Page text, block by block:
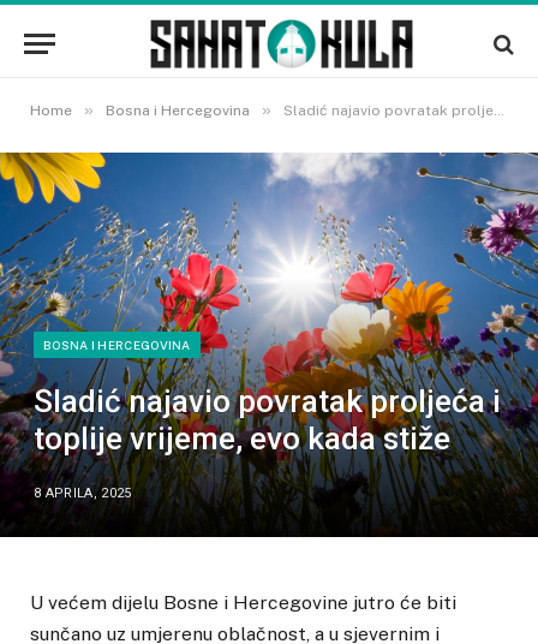
Home » Bosna i Hercegovina » Sladić najavio povratak proljeća i toplije vrijeme, evo kada stiže
BOSNA I HERCEGOVINA
Sladić najavio povratak proljeća i
toplije vrijeme, evo kada stiže
8 APRILA, 2025
U većem dijelu Bosne i Hercegovine jutro će biti
sunčano uz umjerenu oblačnost, a u sjevernim i